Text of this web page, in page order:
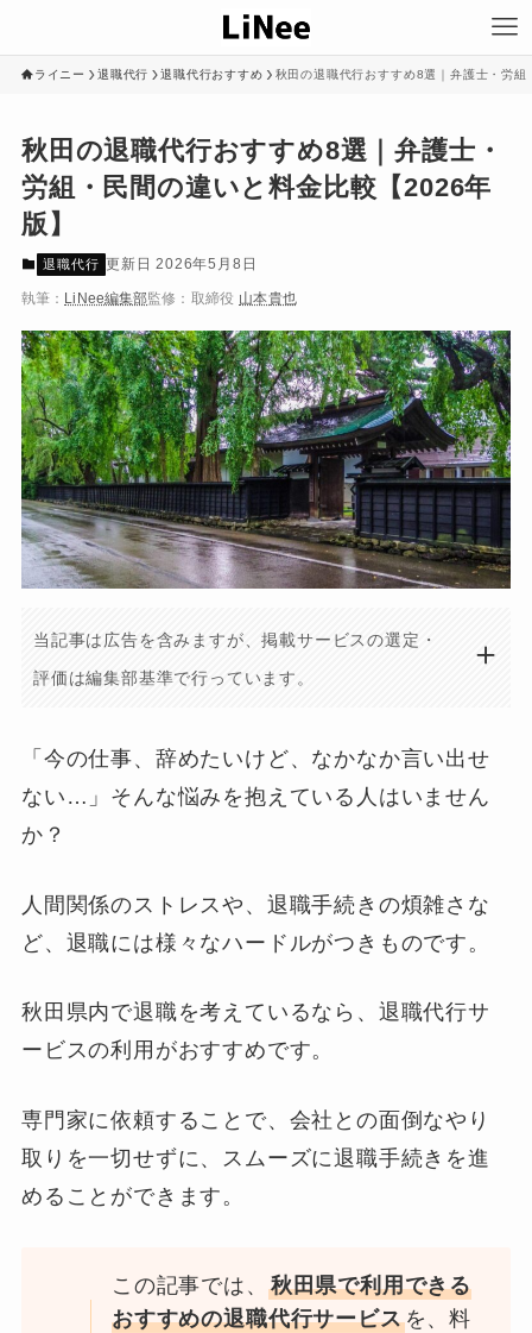
ライニー 退職代行 退職代行おすすめ 秋田の退職代行おすすめ8選｜弁護士・労
秋田の退職代行おすすめ8選｜弁護士・
労組・民間の違いと料金比較【2026年
版】
退職代行 2026年5月8日
執筆： LiNee編集部監修： 取締役 山本貴也
当記事は広告を含みますが、掲載サービスの選定・
評価は編集部基準で行っています。
「今の仕事、辞めたいけど、なかなか言い出せ
ない…」そんな悩みを抱えている人はいません
か？
人間関係のストレスや、退職手続きの煩雑さな
ど、退職には様々なハードルがつきものです。
秋田県内で退職を考えているなら、退職代行サ
ービスの利用がおすすめです。
専門家に依頼することで、会社との面倒なやり
取りを一切せずに、スムーズに退職手続きを進
めることができます。
この記事では、 秋田県で利用できる
おすすめの退職代行サービスを、料